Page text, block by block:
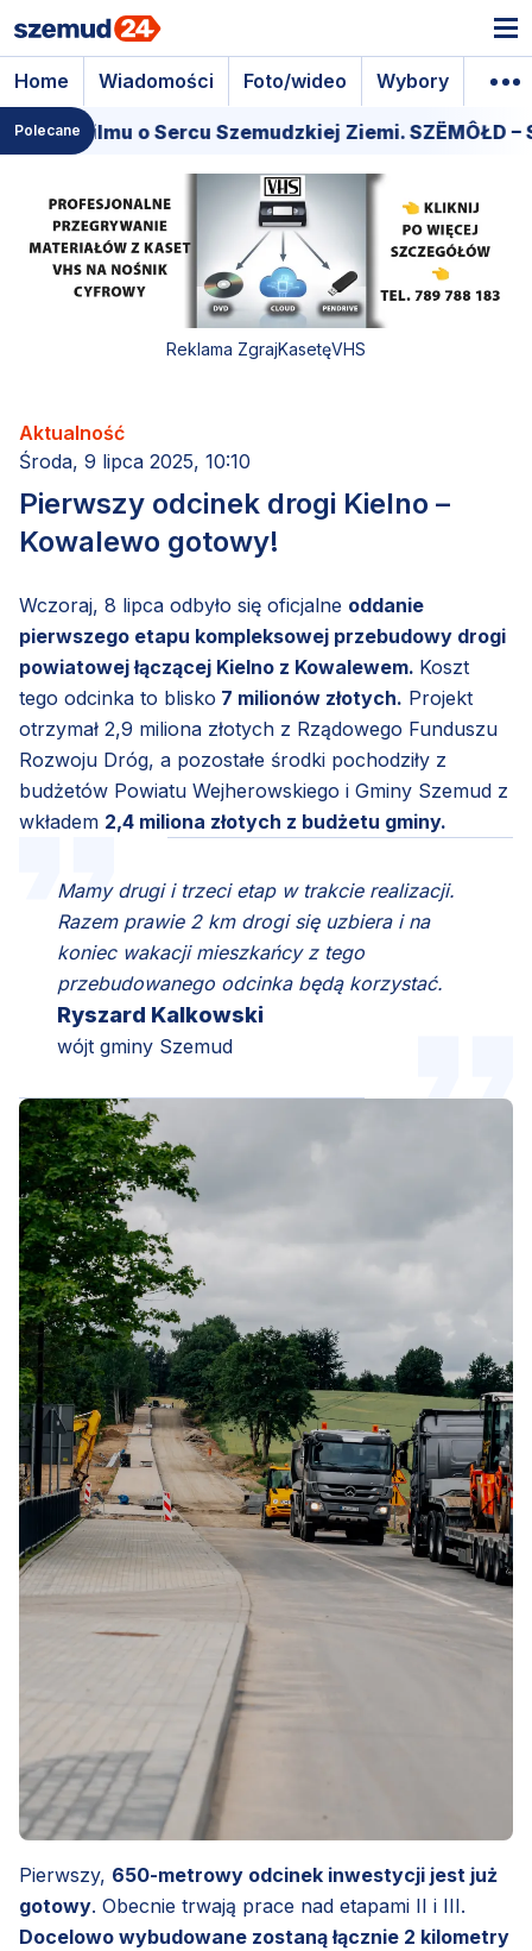
Home Wiadomości Foto/wideo Wybory
Polecane
filmu o Sercu Szemudzkiej Ziemi. SZËMÔŁD –
Reklama ZgrajKasetęVHS
Aktualność
Środa, 9 lipca 2025, 10:10
Pierwszy odcinek drogi Kielno –
Kowalewo gotowy!
Wczoraj, 8 lipca odbyło się oficjalne oddanie
pierwszego etapu kompleksowej przebudowy drogi
powiatowej łączącej Kielno z Kowalewem. Koszt
tego odcinka to blisko 7 milionów złotych. Projekt
otrzymał 2,9 miliona złotych z Rządowego Funduszu
Rozwoju Dróg, a pozostałe środki pochodziły z
budżetów Powiatu Wejherowskiego i Gminy Szemud z
wkładem 2,4 miliona złotych z budżetu gminy.
Mamy drugi i trzeci etap w trakcie realizacji.
Razem prawie 2 km drogi się uzbiera i na
koniec wakacji mieszkańcy z tego
przebudowanego odcinka będą korzystać.
Ryszard Kalkowski
wójt gminy Szemud
Pierwszy, 650-metrowy odcinek inwestycji jest już
gotowy. Obecnie trwają prace nad etapami II i III.
Docelowo wybudowane zostaną łącznie 2 kilometry